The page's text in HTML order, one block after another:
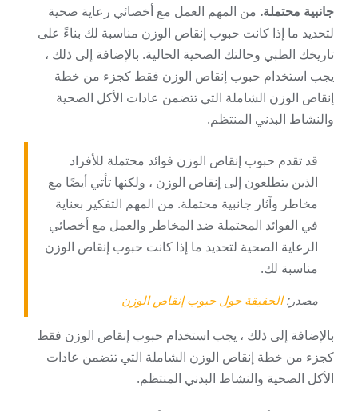
جانبية محتملة. من المهم العمل مع أخصائي رعاية صحية
لتحديد ما إذا كانت حبوب إنقاص الوزن مناسبة لك بناءً على
تاريخك الطبي وحالتك الصحية الحالية. بالإضافة إلى ذلك ،
يجب استخدام حبوب إنقاص الوزن فقط كجزء من خطة
إنقاص الوزن الشاملة التي تتضمن عادات الأكل الصحية
والنشاط البدني المنتظم.
قد تقدم حبوب إنقاص الوزن فوائد محتملة للأفراد
الذين يتطلعون إلى إنقاص الوزن ، ولكنها تأتي أيضًا مع
مخاطر وآثار جانبية محتملة. من المهم التفكير بعناية
في الفوائد المحتملة ضد المخاطر والعمل مع أخصائي
الرعاية الصحية لتحديد ما إذا كانت حبوب إنقاص الوزن
مناسبة لك.
مصدر:الحقيقة حول حبوب إنقاص الوزن
بالإضافة إلى ذلك ، يجب استخدام حبوب إنقاص الوزن فقط
كجزء من خطة إنقاص الوزن الشاملة التي تتضمن عادات
الأكل الصحية والنشاط البدني المنتظم.